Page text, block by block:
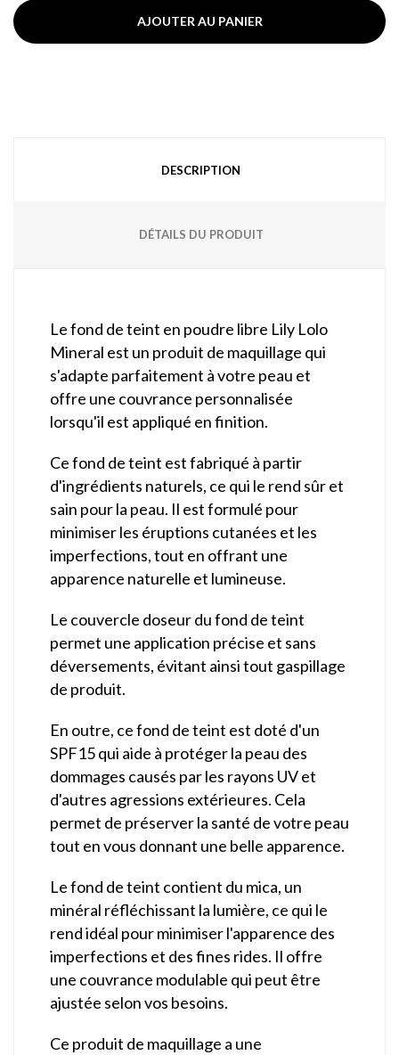
AJOUTER AU PANIER
DESCRIPTION
DÉTAILS DU PRODUIT
Le fond de teint en poudre libre Lily Lolo
Mineral est un produit de maquillage qui
s'adapte parfaitement à votre peau et
offre une couvrance personnalisée
lorsqu'il est appliqué en finition.
Ce fond de teint est fabriqué à partir
d'ingrédients naturels, ce qui le rend sûr et
sain pour la peau. Il est formulé pour
minimiser les éruptions cutanées et les
imperfections, tout en offrant une
apparence naturelle et lumineuse.
Le couvercle doseur du fond de teint
permet une application précise et sans
déversements, évitant ainsi tout gaspillage
de produit.
En outre, ce fond de teint est doté d'un
SPF15 qui aide à protéger la peau des
dommages causés par les rayons UV et
d'autres agressions extérieures. Cela
permet de préserver la santé de votre peau
tout en vous donnant une belle apparence.
Le fond de teint contient du mica, un
minéral réfléchissant la lumière, ce qui le
rend idéal pour minimiser l'apparence des
imperfections et des fines rides. Il offre
une couvrance modulable qui peut être
ajustée selon vos besoins.
Ce produit de maquillage a une